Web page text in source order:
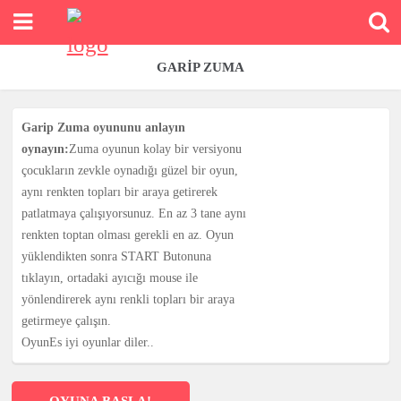
GARIP ZUMA
Garip Zuma oyununu anlayın
oynayın:Zuma oyunun kolay bir versiyonu
çocukların zevkle oynadığı güzel bir oyun,
aynı renkten topları bir araya getirerek
patlatmaya çalışıyorsunuz. En az 3 tane aynı
renkten toptan olması gerekli en az. Oyun
yüklendikten sonra START Butonuna
tıklayın, ortadaki ayıcığı mouse ile
yönlendirerek aynı renkli topları bir araya
getirmeye çalışın.
OyunEs iyi oyunlar diler..